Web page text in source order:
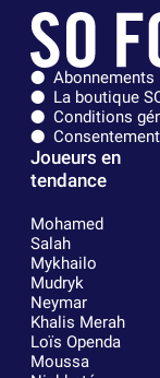
Abonnements
La boutique
Conditions
Consentement
Joueurs en
tendance
Mohamed
Salah
Mykhailo
Mudryk
Neymar
Khalis Merah
Loïs Openda
Moussa